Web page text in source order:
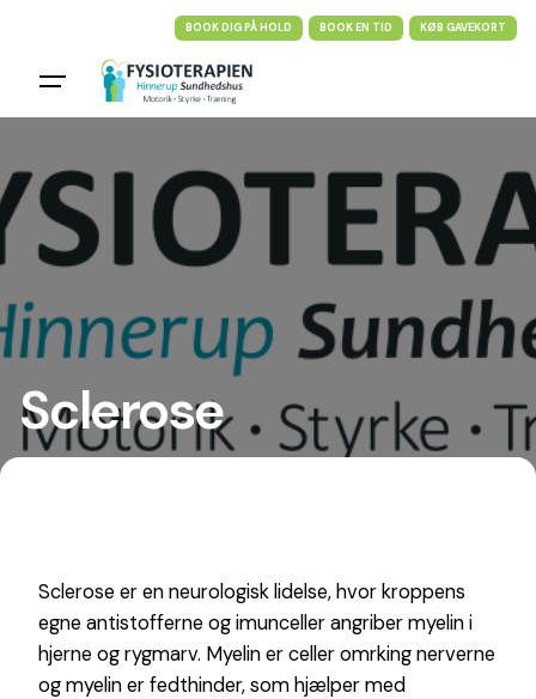
content
BOOK DIG PÅ HOLD BOOK EN TID KØB GAVEKORT
Sclerose
Sclerose er en neurologisk lidelse, hvor kroppens
egne antistofferne og imunceller angriber myelin i
hjerne og rygmarv. Myelin er celler omrking nerverne
og myelin er fedthinder, som hjælper med